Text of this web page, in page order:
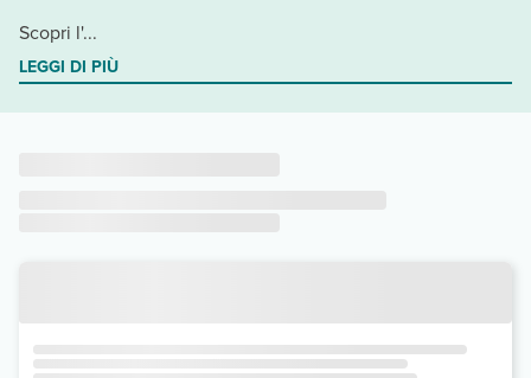
Scopri l'...
LEGGI DI PIÙ